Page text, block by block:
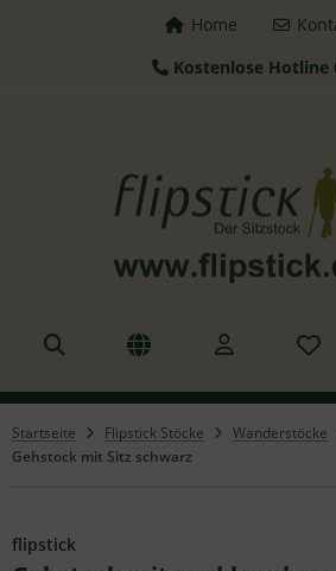
Home
Kostenlose Hotline
Startseite Flipstick Stöcke
Wanderstöcke
Gehstock mit Sitz schwarz
flipstick